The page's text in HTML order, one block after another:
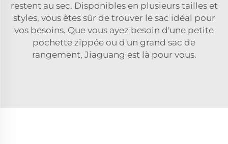
restent au sec. Disponibles en plusieurs tailles et
styles, vous êtes sûr de trouver le sac idéal pour
vos besoins. Que vous ayez besoin d'une petite
pochette zippée ou d'un grand sac de
rangement, Jiaguang est là pour vous.